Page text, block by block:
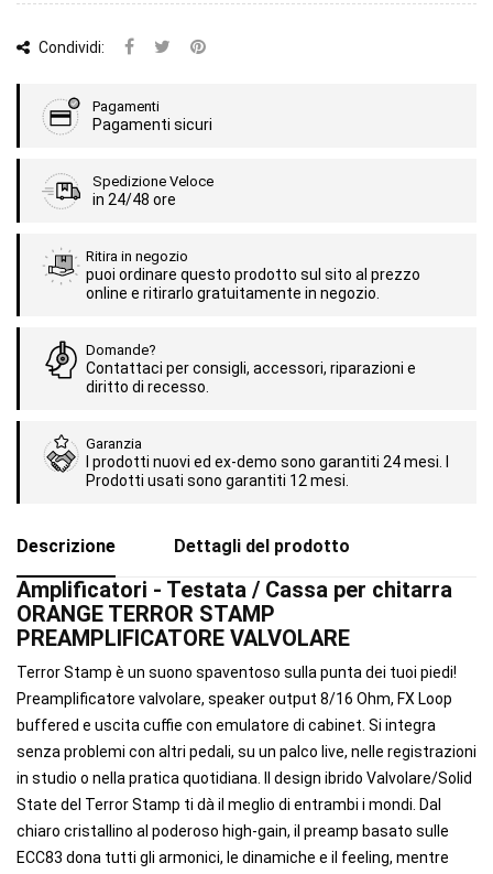
Condividi:
Pagamenti
Pagamenti sicuri
Spedizione Veloce
in 24/48 ore
Ritira in negozio
puoi ordinare questo prodotto sul sito al prezzo
online e ritirarlo gratuitamente in negozio.
Domande?
Contattaci per consigli, accessori, riparazioni e
diritto di recesso.
Garanzia
I prodotti nuovi ed ex-demo sono garantiti 24 mesi. I
Prodotti usati sono garantiti 12 mesi.
Descrizione Dettagli del prodotto
Amplificatori - Testata / Cassa per chitarra
ORANGE TERROR STAMP
PREAMPLIFICATORE VALVOLARE
Terror Stamp è un suono spaventoso sulla punta dei tuoi piedi!
Preamplificatore valvolare, speaker output 8/16 Ohm, FX Loop
buffered e uscita cuffie con emulatore di cabinet. Si integra
senza problemi con altri pedali, su un palco live, nelle registrazioni
in studio o nella pratica quotidiana. Il design ibrido Valvolare/Solid
State del Terror Stamp ti dà il meglio di entrambi i mondi. Dal
chiaro cristallino al poderoso high-gain, il preamp basato sulle
ECC83 dona tutti gli armonici, le dinamiche e il feeling, mentre